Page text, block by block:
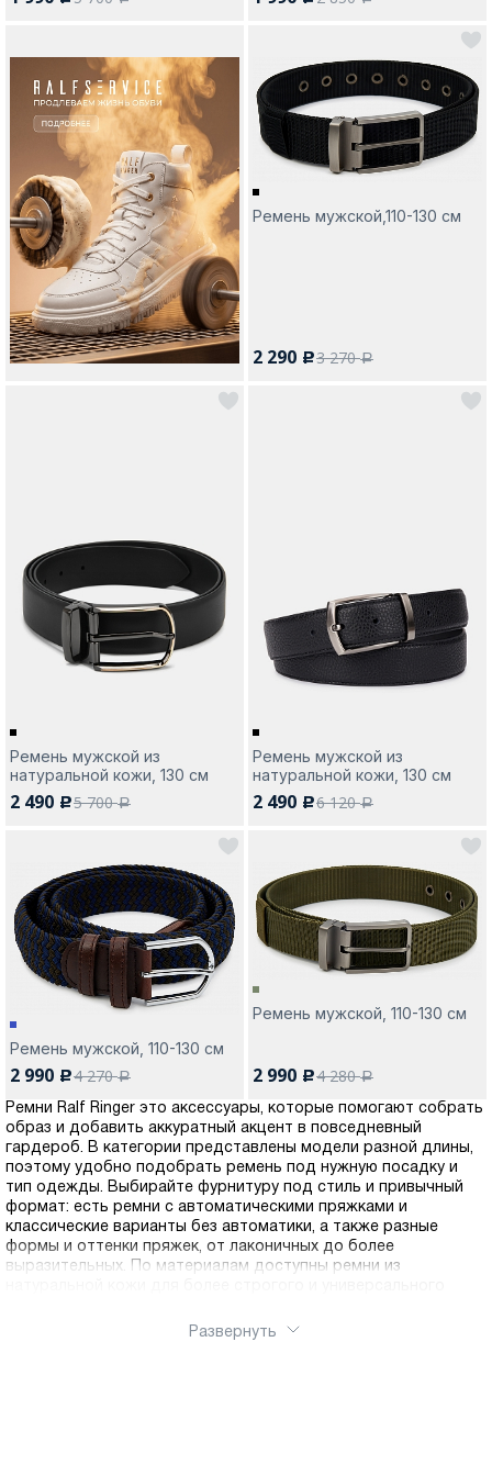
Ремень мужской,110-130 см
2 290 c3 270a
Ремень мужской из
натуральной кожи, 130 см
2 490 c5 700a
Ремень мужской из
натуральной кожи, 130 см
2 490 c6 120a
Ремень мужской, 110-130 см
2 990 c4 270a
Ремень мужской, 110-130 см
2 990 c4 280a
Ремни Ralf Ringer это аксессуары, которые помогают собрать
образ и добавить аккуратный акцент в повседневный
гардероб. В категории представлены модели разной длины,
поэтому удобно подобрать ремень под нужную посадку и
тип одежды. Выбирайте фурнитуру под стиль и привычный
формат: есть ремни с автоматическими пряжками и
классические варианты без автоматики, а также разные
формы и оттенки пряжек, от лаконичных до более
выразительных. По материалам доступны ремни из
подойдут для активного дня и расслабленных сочетаний.
Развернуть